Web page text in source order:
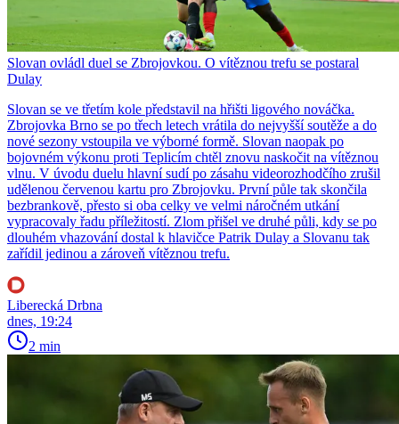
Slovan ovládl duel se Zbrojovkou. O vítěznou trefu se postaral
Dulay
Slovan se ve třetím kole představil na hřišti ligového nováčka.
Zbrojovka Brno se po třech letech vrátila do nejvyšší soutěže a do
nové sezony vstoupila ve výborné formě. Slovan naopak po
bojovném výkonu proti Teplicím chtěl znovu naskočit na vítěznou
vlnu. V úvodu duelu hlavní sudí po zásahu videorozhodčího zrušil
udělenou červenou kartu pro Zbrojovku. První půle tak skončila
bezbrankově, přesto si oba celky ve velmi náročném utkání
vypracovaly řadu příležitostí. Zlom přišel ve druhé půli, kdy se po
dlouhém vhazování dostal k hlavičce Patrik Dulay a Slovanu tak
zařídil jedinou a zároveň vítěznou trefu.
Liberecká Drbna
dnes, 19:24
2 min